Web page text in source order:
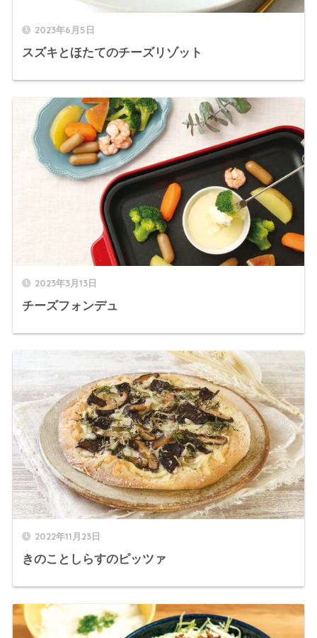
2023年6月5日
スズキとほたてのチーズリゾット
2023年3月13日
チーズフォンデュ
2022年11月23日
きのことしらすのピッツァ